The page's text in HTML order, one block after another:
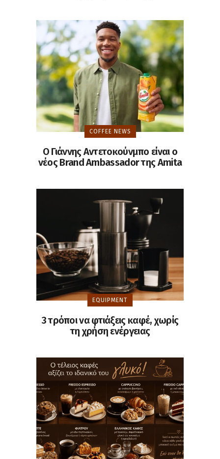
COFFEE NEWS
Ο Γιάννης Αντετοκούνμπο είναι ο
νέος Brand Ambassador της Amita
EQUIPMENT
3 τρόποι να φτιάξεις καφέ, χωρίς
τη χρήση ενέργειας